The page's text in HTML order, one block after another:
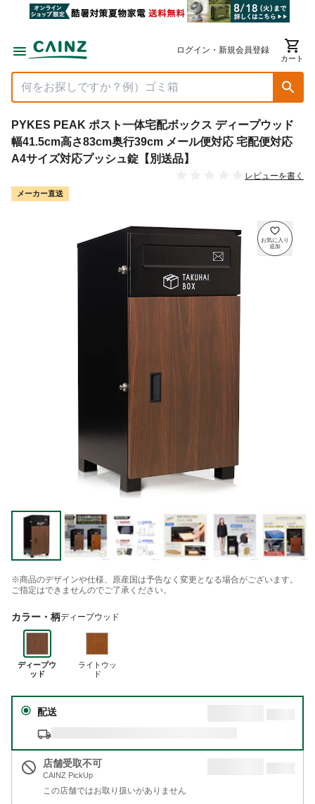
ログイン・新規会員登録
カート
PYKES PEAK ポスト一体宅配ボックス ディープウッド
幅41.5cm高さ83cm奥行39cm メール便対応 宅配便対応
A4サイズ対応プッシュ錠【別送品】
レビューを書く
メーカー直送
※商品のデザインや仕様、原産国は予告なく変更となる場合がございます。
ご指定はできませんのでご了承ください。
カラー・柄ディープウッド
ディープウ
ッド
ライトウッ
ド
配送
店舗受取不可
CAINZ PickUp
この店舗ではお取り扱いがありません